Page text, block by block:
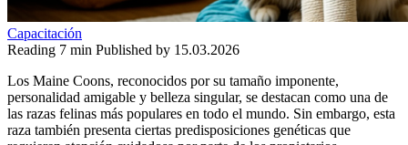
Capacitación
Reading 7 min Published by 15.03.2026
Los Maine Coons, reconocidos por su tamaño imponente,
personalidad amigable y belleza singular, se destacan como una de
las razas felinas más populares en todo el mundo. Sin embargo, esta
raza también presenta ciertas predisposiciones genéticas que